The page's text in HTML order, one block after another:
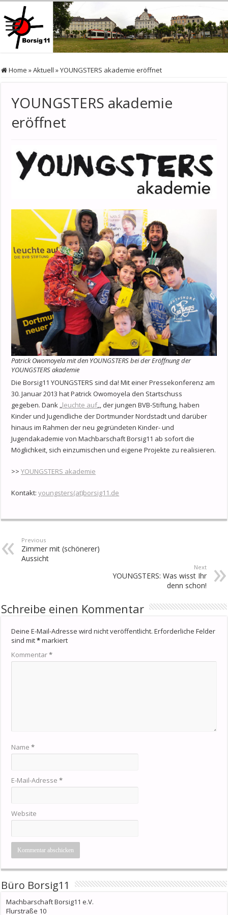
Home »Aktuell »YOUNGSTERS akademie eröffnet
YOUNGSTERS akademie
eröffnet
Patrick Owomoyela mit den YOUNGSTERS bei der Eröffnung der
YOUNGSTERS akademie
Die Borsig11 YOUNGSTERS sind da! Mit einer Pressekonferenz am
30. Januar 2013 hat Patrick Owomoyela den Startschuss
gegeben. Dank „leuchte auf„, der jungen BVB-Stiftung, haben
Kinder und Jugendliche der Dortmunder Nordstadt und darüber
hinaus im Rahmen der neu gegründeten Kinder- und
Jugendakademie von Machbarschaft Borsig11 ab sofort die
Möglichkeit, sich einzumischen und eigene Projekte zu realisieren.
>>YOUNGSTERS akademie
Kontakt:youngsters(at)borsig11.de
Previous
Zimmer mit (schönerer)
Aussicht
Next
YOUNGSTERS: Was wisst Ihr
denn schon!
Schreibe einen Kommentar
Deine E-Mail-Adresse wird nicht veröffentlicht. Erforderliche Felder
sind mit*markiert
Kommentar*
Name*
E-Mail-Adresse*
Website
Büro Borsig11
Machbarschaft Borsig11 e.V.
Flurstraße 10